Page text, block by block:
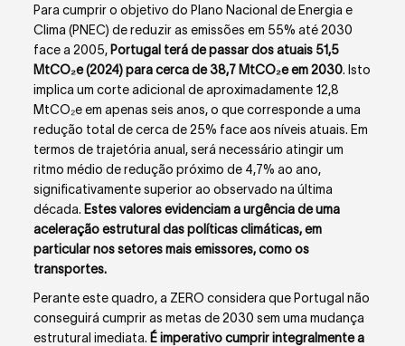
Para cumprir o objetivo do Plano Nacional de Energia e
Clima (PNEC) de reduzir as emissões em 55% até 2030
face a 2005, Portugal terá de passar dos atuais 51,5
MtCO₂e (2024) para cerca de 38,7 MtCO₂e em 2030. Isto
implica um corte adicional de aproximadamente 12,8
MtCO₂e em apenas seis anos, o que corresponde a uma
redução total de cerca de 25% face aos níveis atuais. Em
termos de trajetória anual, será necessário atingir um
ritmo médio de redução próximo de 4,7% ao ano,
significativamente superior ao observado na última
década. Estes valores evidenciam a urgência de uma
aceleração estrutural das políticas climáticas, em
particular nos setores mais emissores, como os
transportes.
Perante este quadro, a ZERO considera que Portugal não
conseguirá cumprir as metas de 2030 sem uma mudança
estrutural imediata. É imperativo cumprir integralmente a